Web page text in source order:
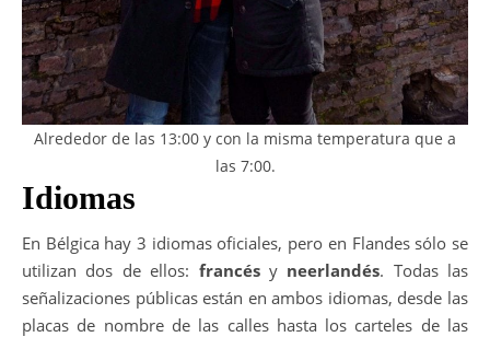
Alrededor de las 13:00 y con la misma temperatura que a
las 7:00.
Idiomas
En Bélgica hay 3 idiomas oficiales, pero en Flandes sólo se
utilizan dos de ellos: francésy neerlandés. Todas las
señalizaciones públicas están en ambos idiomas, desde las
placas de nombre de las calles hasta los carteles de las